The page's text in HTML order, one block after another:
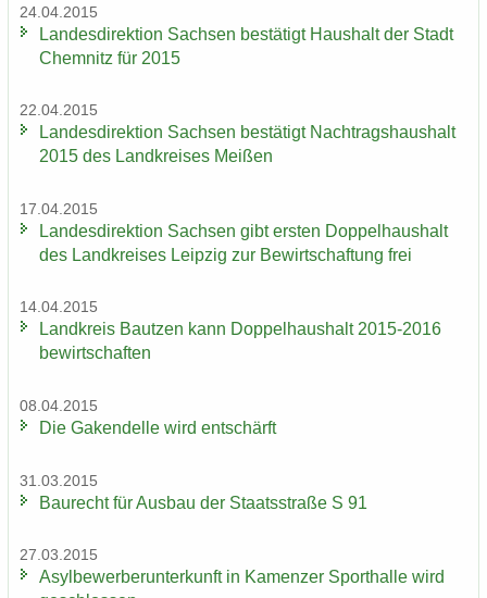
24.04.2015
Lan­des­di­rek­ti­on Sach­sen be­stä­tigt Haus­halt der Stadt
Chem­nitz für 2015
22.04.2015
Lan­des­di­rek­ti­on Sach­sen be­stä­tigt Nach­trags­haus­halt
2015 des Land­krei­ses Mei­ßen
17.04.2015
Lan­des­di­rek­ti­on Sach­sen gibt ers­ten Dop­pel­haus­halt
des Land­krei­ses Leip­zig zur Be­wirt­schaf­tung frei
14.04.2015
Land­kreis Baut­zen kann Dop­pel­haus­halt 2015-2016
be­wirt­schaf­ten
08.04.2015
Die Ga­ken­del­le wird ent­schärft
31.03.2015
Bau­recht für Aus­bau der Staats­stra­ße S 91
27.03.2015
Asyl­be­wer­ber­un­ter­kunft in Ka­men­zer Sport­hal­le wird